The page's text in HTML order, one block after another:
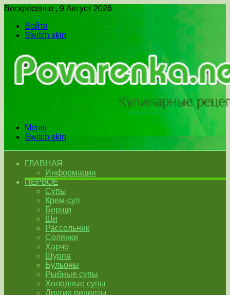
Воскресенье , 9 Август 2026
Войти
Switch skin
Меню
Switch skin
ГЛАВНАЯ
Информация
ПЕРВОЕ
Супы
Крем-суп
Борщи
Щи
Рассольник
Солянки
Харчо
Шурпа
Бульоны
Рыбные супы
Холодные супы
Другие рецепты